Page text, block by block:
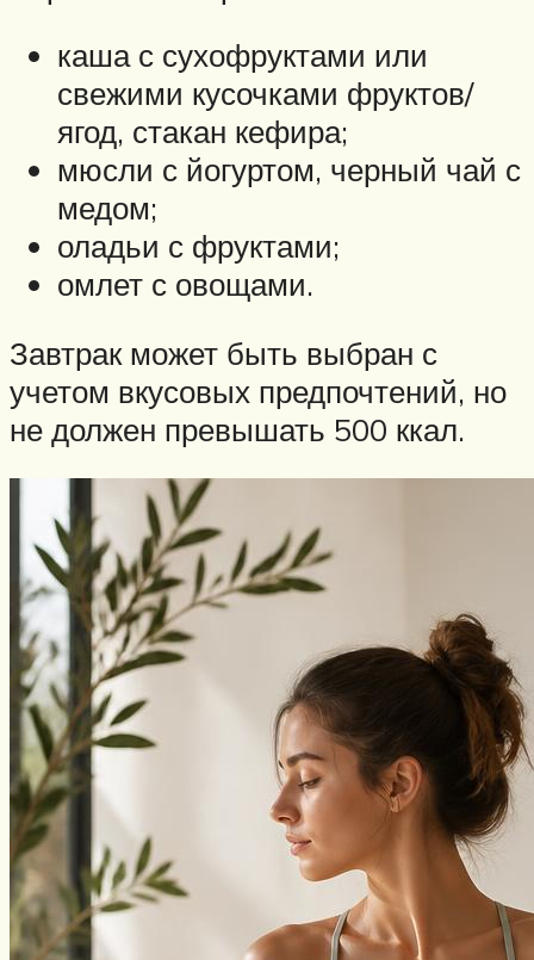
каша с сухофруктами или
свежими кусочками фруктов/
ягод, стакан кефира;
мюсли с йогуртом, черный чай с
медом;
оладьи с фруктами;
омлет с овощами.
Завтрак может быть выбран с
учетом вкусовых предпочтений, но
не должен превышать 500 ккал.